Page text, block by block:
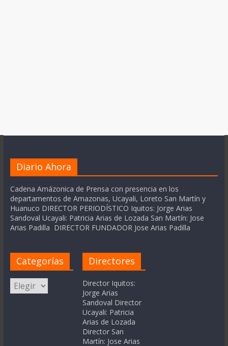
Diario Ahora
Cadena Amázonica de Prensa con presencia en los
departamentos de Amazonas, Ucayali, Loreto San Martín y
Huanuco DIRECTOR PERIODÍSTICO Iquitos: Jorge Arias
Sandoval Ucayali: Patricia Arias de Lozada San Martín: Jose
Arias Padilla DIRECTOR FUNDADOR Jose Arias Padilla
Categorías
Categorías
Directores
Director Iquitos:
Jorge Arias
Sandoval Director
Ucayali: Patricia
Arias de Lozada
Director San
Martín: Jose Arias